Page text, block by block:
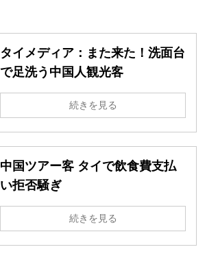
タイメディア：また来た！洗面台
で足洗う中国人観光客
続きを見る
中国ツアー客 タイで飲食費支払
い拒否騒ぎ
続きを見る